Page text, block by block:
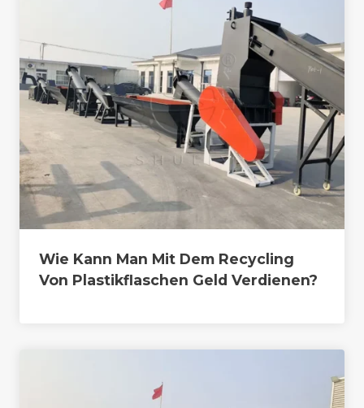
Wie Kann Man Mit Dem Recycling
Von Plastikflaschen Geld Verdienen?